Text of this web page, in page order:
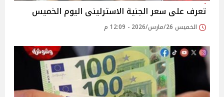
تعرف على سعر الجنية الاسترلينى اليوم الخميس
الخميس 26/مارس/2026 - 12:09 م